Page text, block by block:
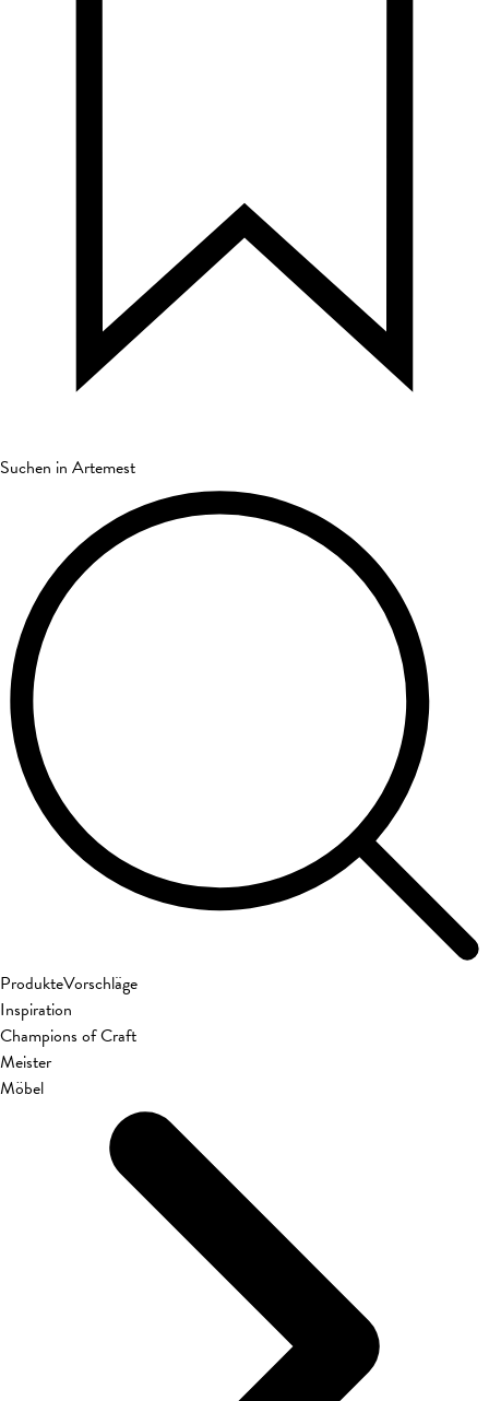
Suchen in Artemest
ProdukteVorschläge
Inspiration
Champions of Craft
Meister
Möbel